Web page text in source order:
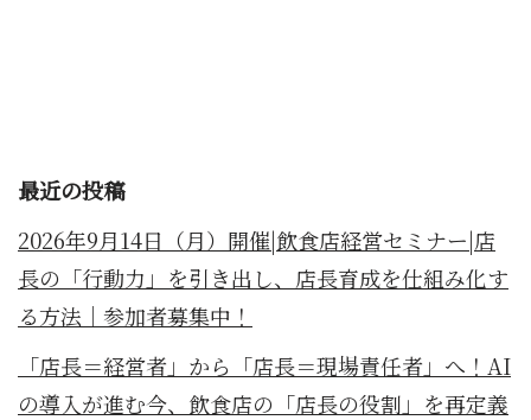
最近の投稿
2026年9月14日（月）開催|飲食店経営セミナー|店
長の「行動力」を引き出し、店長育成を仕組み化す
る方法｜参加者募集中！
「店長＝経営者」から「店長＝現場責任者」へ！AI
の導入が進む今、飲食店の「店長の役割」を再定義